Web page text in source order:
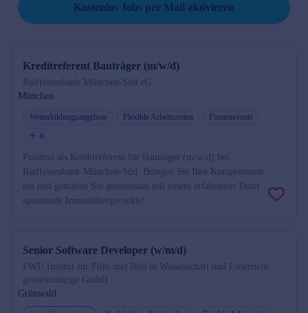
Kostenlos Jobs per Mail aktivieren
Kreditreferent Bauträger (m/w/d)
Raiffeisenbank München-Süd eG
München
Weiterbildungsangebote Flexible Arbeitszeiten
Firmenevents
6
Position als Kreditreferent für Bauträger (m/w/d) bei
Raiffeisenbank München-Süd. Bringen Sie Ihre Kompetenzen
ein und gestalten Sie gemeinsam mit einem erfahrenen Team
spannende Immobilienprojekte!
Senior Software Developer (w/m/d)
FWU Institut für Film und Bild in Wissenschaft und Unterricht
gemeinnützige GmbH
Grünwald